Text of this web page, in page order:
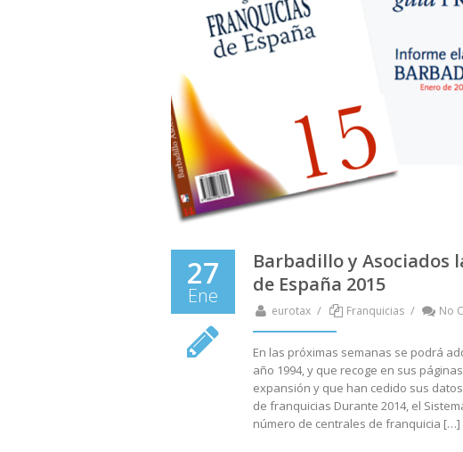
27
Ene
Barbadillo y Asociados
de España 2015
eurotax / Franquicias / No
En las próximas semanas se podrá
año 1994, y que recoge en sus
expansión y que han cedido sus
de franquicias Durante 2014, el
número de centrales de franquicia […]